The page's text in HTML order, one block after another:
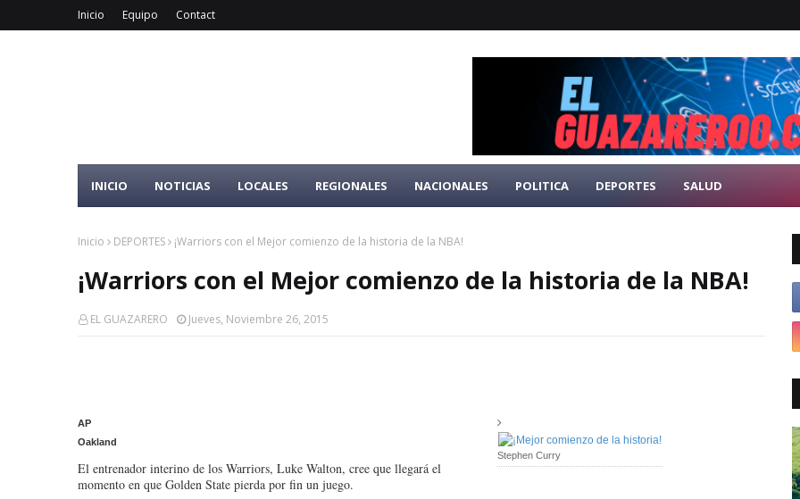
Inicio Equipo Contact
INICIO NOTICIAS LOCALES REGIONALES NACIONALES POLITICA DEPORTES SALUD
Inicio DEPORTES ¡Warriors con el Mejor comienzo de la historia de la NBA!
¡Warriors con el Mejor comienzo de la historia de la NBA!
EL GUAZARERO Jueves, Noviembre 26, 2015
Stephen Curry
AP
Oakland
El entrenador interino de los Warriors, Luke Walton, cree que llegará el
momento en que Golden State pierda por fin un juego.